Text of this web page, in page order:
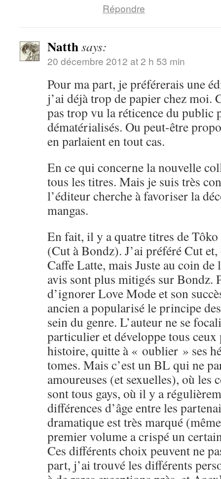
Répondre
Natthsays:
20 décembre 2012 at 2 h 53 min
Pour ma part, je préférerais une
j’ai déjà trop de papier chez moi.
pas trop vu la réticence du public
dématérialisés. Ou peut-être
en parlaient en tout cas.
En ce qui concerne la nouvelle
tous les titres. Mais je suis très
l’éditeur cherche à favoriser la
mangas.
En fait, il y a quatre titres de
(Cut à Bondz). J’ai préféré Cut
Caffe Latte, mais Juste au coin de
avis sont plus mitigés sur Bondz.
d’ignorer Love Mode et son
ancien a popularisé le principe
sein du genre. L’auteur ne se
particulier et développe tous ceux
histoire, quitte à « oublier » ses
tomes. Mais c’est un BL qui ne
amoureuses (et sexuelles), où les
sont tous gays, où il y a
différences d’âge entre les
dramatique est très marqué
premier volume a crispé un
Ces différents choix peuvent ne
part, j’ai trouvé les différents